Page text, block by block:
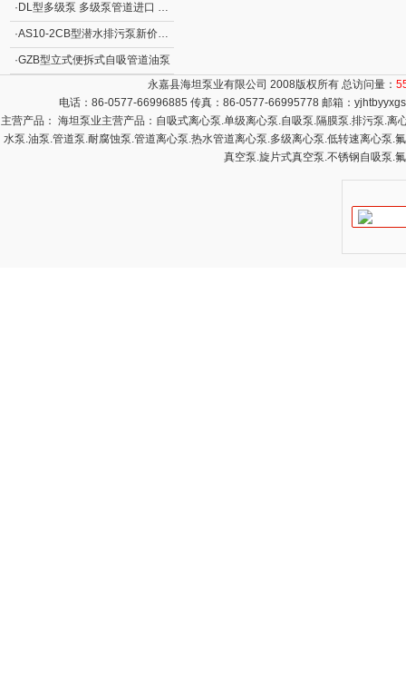
· DL型多级泵 多级泵管道进口 DL型立式清水多级泵
·AS10-2CB型潜水排污泵新价格 撕裂式潜水排污泵AS型 立式排污泵
·GZB型立式便拆式自吸管道油泵
永嘉县海坦泵业有限公司 2008版权所有 总访问量：
电话：86-0577-66996885 传真：86-0577-66995778 邮箱：
主营产品： 海坦泵业主营产品：自吸式离心泵.单级离心泵.自吸泵.隔膜泵.排污泵.
水泵.油泵.管道泵.耐腐蚀泵.管道离心泵.热水管道离心泵.多级离心泵.低转速离心泵
真空泵.旋片式真空泵.不锈钢自吸泵.